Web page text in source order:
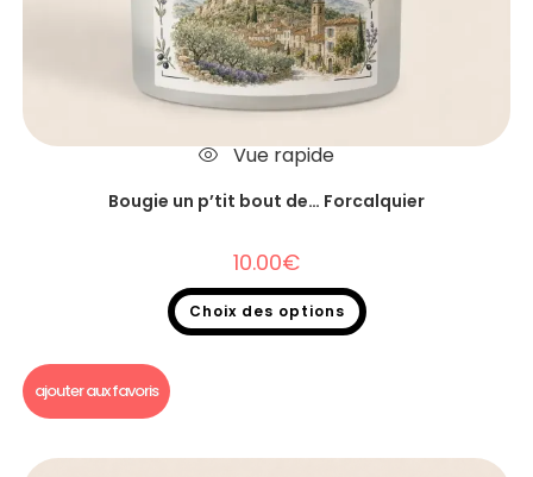
Vue rapide
Bougie un p’tit bout de… Forcalquier
10.00€
Choix des options
ajouter aux favoris